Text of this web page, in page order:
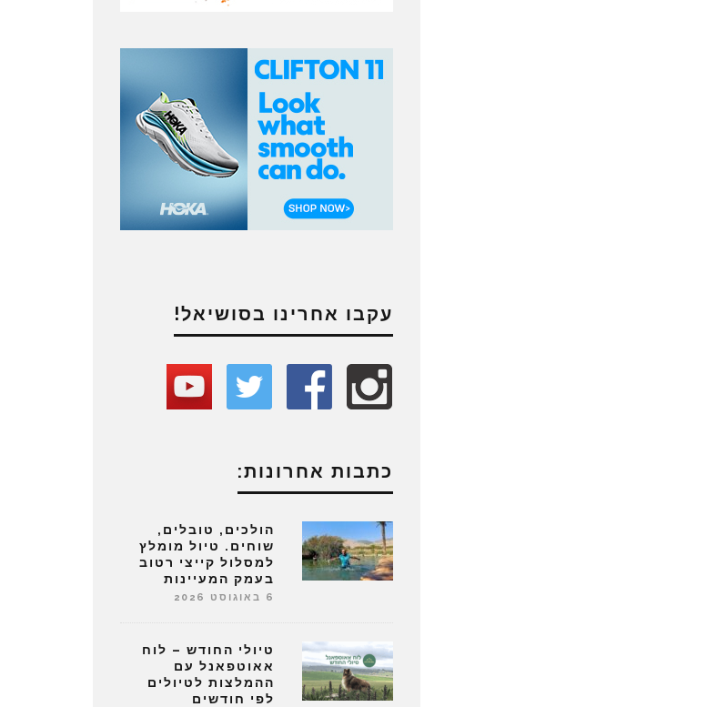
עקבו אחרינו בסושיאל!
כתבות אחרונות:
הולכים, טובלים,
שוחים. טיול מומלץ
למסלול קייצי רטוב
בעמק המעיינות
6 באוגוסט 2026
טיולי החודש – לוח
אאוטפאנל עם
ההמלצות לטיולים
לפי חודשים